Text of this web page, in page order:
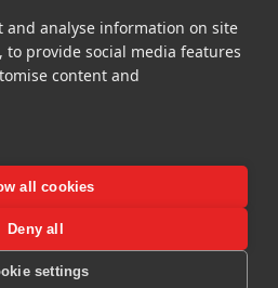
and analyse information on site
to provide social media features
content and
all cookies
Deny all
settings